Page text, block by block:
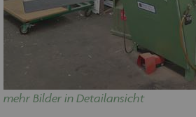
mehr Bilder in Detailansicht